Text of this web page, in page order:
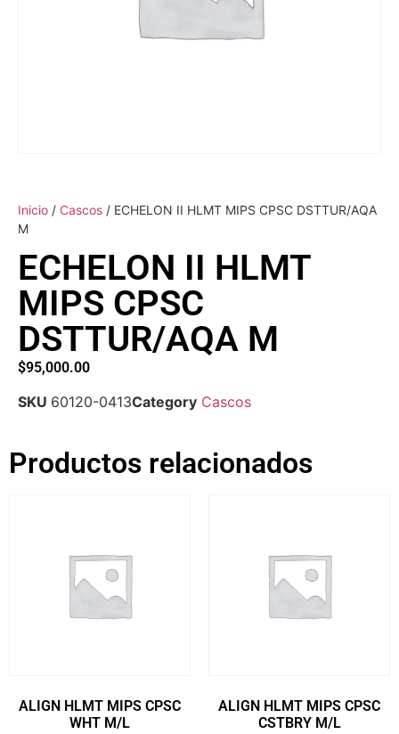
Inicio / Cascos / ECHELON II HLMT MIPS CPSC DSTTUR/AQA
M
ECHELON II HLMT
MIPS CPSC
DSTTUR/AQA M
$95,000.00
SKU 60120-0413Category Cascos
Productos relacionados
ALIGN HLMT MIPS CPSC
WHT M/L
ALIGN HLMT MIPS CPSC
CSTBRY M/L